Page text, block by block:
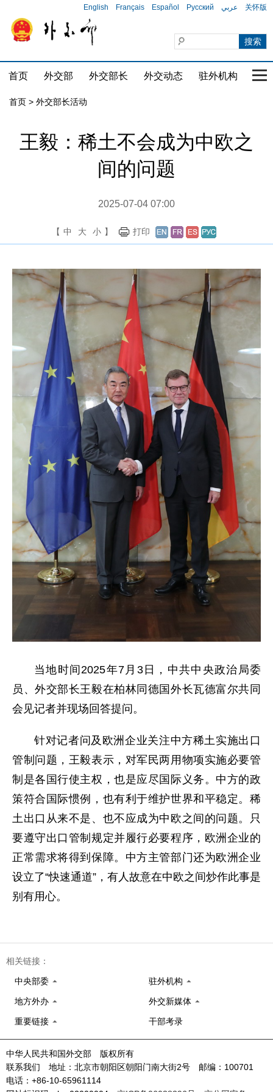
English Français Español Русский عربي 关怀版
首页 外交部 外交部长 外交动态 驻外机构 国
首页 > 外交部长活动
王毅：稀土不会成为中欧之
间的问题
2025-07-04 07:00
【 中 大 小 】 打印
当地时间2025年7月3日，中共中央政治局委
员、外交部长王毅在柏林同德国外长瓦德富尔共同
会见记者并现场回答提问。
针对记者问及欧洲企业关注中方稀土实施出口
管制问题，王毅表示，对军民两用物项实施必要管
制是各国行使主权，也是应尽国际义务。中方的政
策符合国际惯例，也有利于维护世界和平稳定。稀
土出口从来不是、也不应成为中欧之间的问题。只
要遵守出口管制规定并履行必要程序，欧洲企业的
正常需求将得到保障。中方主管部门还为欧洲企业
设立了“快速通道”，有人故意在中欧之间炒作此事是
别有用心。
相关链接：
中央部委 驻外机构
地方外办 外交新媒体
重要链接 干部考录
中华人民共和国外交部 版权所有
联系我们 地址：北京市朝阳区朝阳门南大街2号 邮编：100701
电话：+86-10-65961114